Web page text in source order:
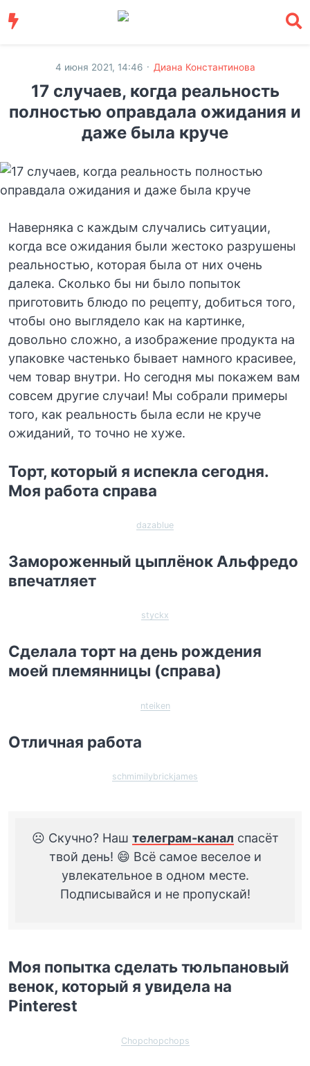
4 июня 2021, 14:46 · Диана Константинова
17 случаев, когда реальность
полностью оправдала ожидания и
даже была круче
Наверняка с каждым случались ситуации,
когда все ожидания были жестоко разрушены
реальностью, которая была от них очень
далека. Сколько бы ни было попыток
приготовить блюдо по рецепту, добиться того,
чтобы оно выглядело как на картинке,
довольно сложно, а изображение продукта на
упаковке частенько бывает намного красивее,
чем товар внутри. Но сегодня мы покажем вам
совсем другие случаи! Мы собрали примеры
того, как реальность была если не круче
ожиданий, то точно не хуже.
Торт, который я испекла сегодня.
Моя работа справа
dazablue
Замороженный цыплёнок Альфредо
впечатляет
styckx
Сделала торт на день рождения
моей племянницы (справа)
nteiken
Отличная работа
schmimilybrickjames
☹️ Скучно? Наш телеграм-канал спасёт
твой день! 😄 Всё самое веселое и
увлекательное в одном месте.
Подписывайся и не пропускай!
Моя попытка сделать тюльпановый
венок, который я увидела на
Pinterest
Chopchopchops